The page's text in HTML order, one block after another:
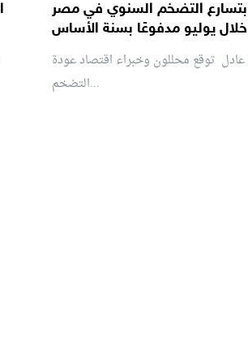
التضخم السنوي في مصر
خلال يوليو مدفوعًا بسنة الأساس
توقع محللون وخبراء اقتصاد عودة
التضخم...